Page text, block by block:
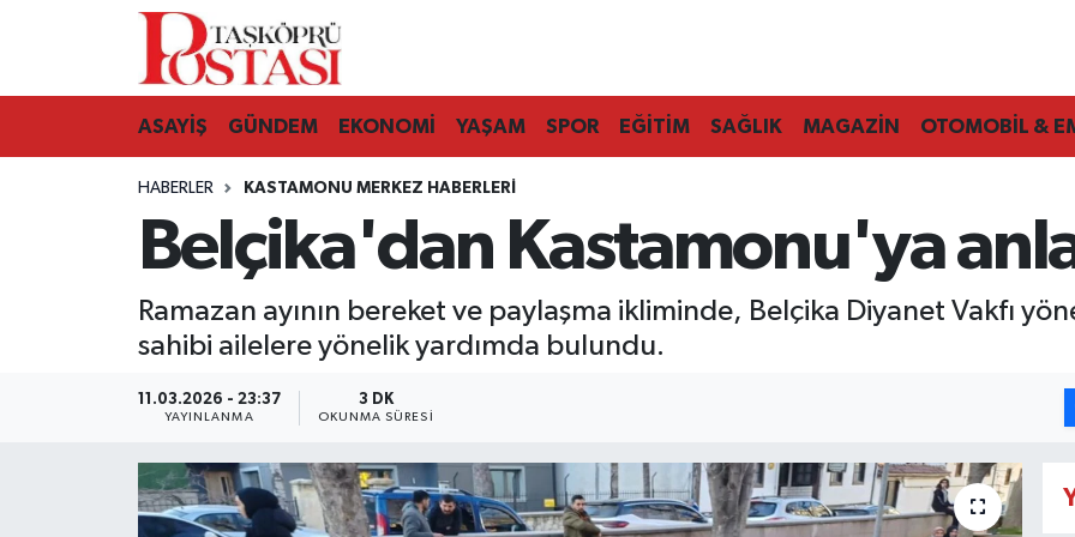
ASAYİŞ GÜNDEM EKONOMİ YAŞAM SPOR EĞİTİM SAĞLIK MAGAZİN OTOMOBİL &
HABERLER KASTAMONU MERKEZ HABERLERI
Belçika'dan Kastamonu'ya
Ramazan ayının bereket ve paylaşma ikliminde, Belçika Diyanet Vakfı
sahibi ailelere yönelik yardımda bulundu.
11.03.2026 - 23:37
YAYINLANMA
3 DK
OKUNMA SÜRESI
Kastamonu Vefat Edenler
Araç Haberleri
Azdavay Haberleri
Bozkurt Haberleri
Cide Haberleri